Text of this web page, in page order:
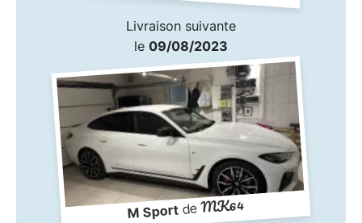
Livraison suivante
le 09/08/2023
M SportdeMK64